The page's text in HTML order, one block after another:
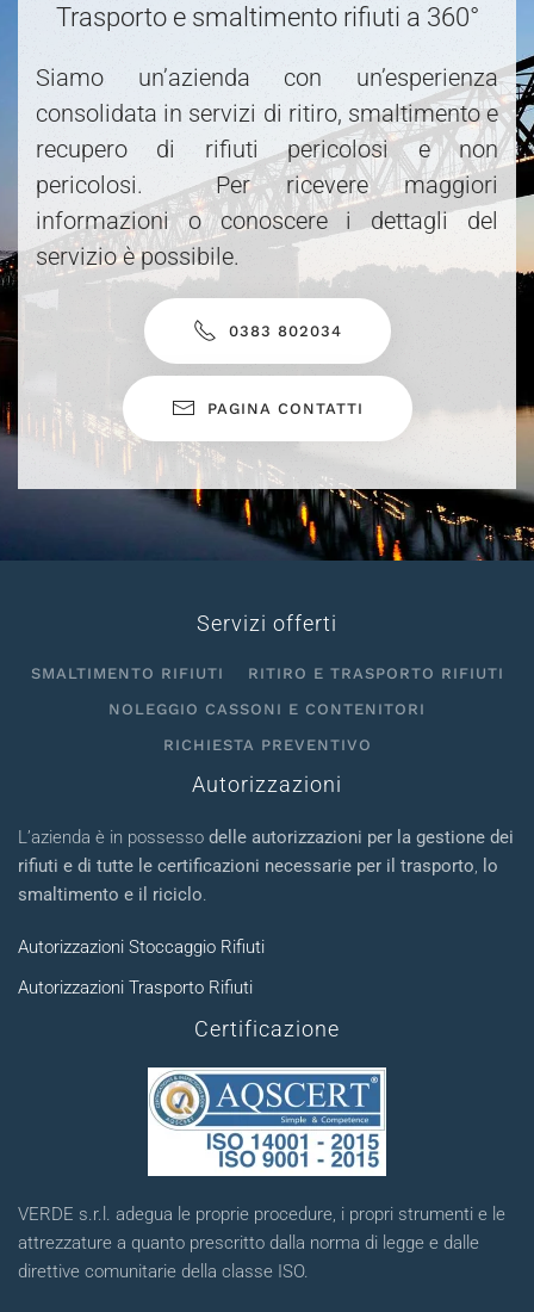
Trasporto e smaltimento rifiuti a 360°
Siamo un’azienda con un’esperienza
consolidata in servizi di ritiro, smaltimento e
recupero di rifiuti pericolosi e non
pericolosi. Per ricevere maggiori
informazioni o conoscere i dettagli del
servizio è possibile.
0383 802034
PAGINA CONTATTI
Servizi offerti
SMALTIMENTO RIFIUTI
RITIRO E TRASPORTO RIFIUTI
NOLEGGIO CASSONI E CONTENITORI
RICHIESTA PREVENTIVO
Autorizzazioni
L’azienda è in possesso delle autorizzazioni per la gestione dei
rifiuti e di tutte le certificazioni necessarie per il trasporto
lo
smaltimento e il riciclo
Autorizzazioni Stoccaggio Rifiuti
Autorizzazioni Trasporto Rifiuti
Certificazione
VERDE s.r.l. adegua le proprie procedure, i propri strumenti e le
attrezzature a quanto prescritto dalla norma di legge e dalle
direttive comunitarie della classe ISO.